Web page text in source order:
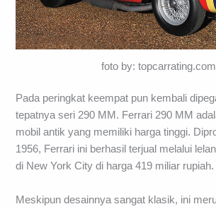
foto by: topcarrating.com
Pada peringkat keempat pun kembali
tepatnya seri 290 MM. Ferrari 290 MM
mobil antik yang memiliki harga tinggi.
1956, Ferrari ini berhasil terjual melalui
di New York City di harga 419 miliar rupiah.
Meskipun desainnya sangat klasik, ini